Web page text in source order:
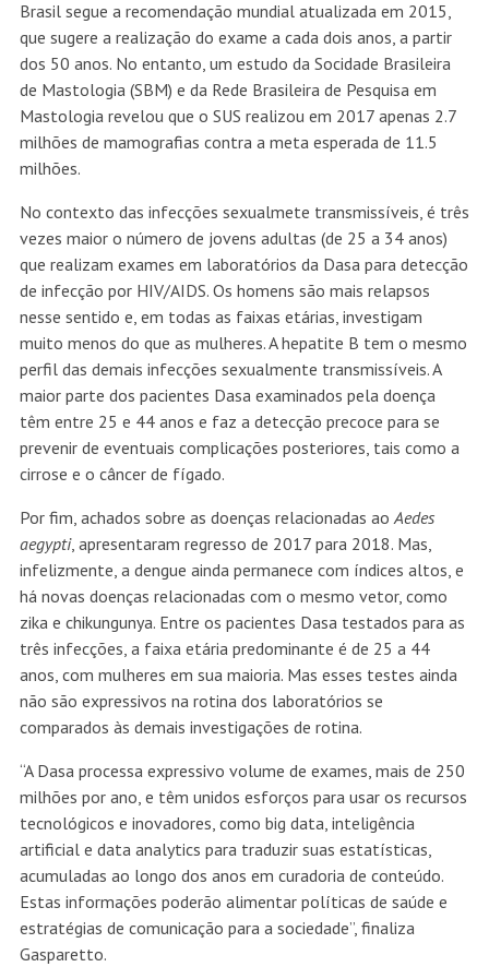
Brasil segue a recomendação mundial atualizada em 2015,
que sugere a realização do exame a cada dois anos, a partir
dos 50 anos. No entanto, um estudo da Socidade Brasileira
de Mastologia (SBM) e da Rede Brasileira de Pesquisa em
Mastologia revelou que o SUS realizou em 2017 apenas 2.7
milhões de mamografias contra a meta esperada de 11.5
milhões.
No contexto das infecções sexualmete transmissíveis, é três
vezes maior o número de jovens adultas (de 25 a 34 anos)
que realizam exames em laboratórios da Dasa para detecção
de infecção por HIV/AIDS. Os homens são mais relapsos
nesse sentido e, em todas as faixas etárias, investigam
muito menos do que as mulheres. A hepatite B tem o mesmo
perfil das demais infecções sexualmente transmissíveis. A
maior parte dos pacientes Dasa examinados pela doença
têm entre 25 e 44 anos e faz a detecção precoce para se
prevenir de eventuais complicações posteriores, tais como a
cirrose e o câncer de fígado.
Por fim, achados sobre as doenças relacionadas aoAedes
aegypti, apresentaram regresso de 2017 para 2018. Mas,
infelizmente, a dengue ainda permanece com índices altos, e
há novas doenças relacionadas com o mesmo vetor, como
zika e chikungunya. Entre os pacientes Dasa testados para as
três infecções, a faixa etária predominante é de 25 a 44
anos, com mulheres em sua maioria. Mas esses testes ainda
não são expressivos na rotina dos laboratórios se
comparados às demais investigações de rotina.
“A Dasa processa expressivo volume de exames, mais de 250
milhões por ano, e têm unidos esforços para usar os recursos
tecnológicos e inovadores, como big data, inteligência
artificial e data analytics para traduzir suas estatísticas,
acumuladas ao longo dos anos em curadoria de conteúdo.
Estas informações poderão alimentar políticas de saúde e
estratégias de comunicação para a sociedade”, finaliza
Gasparetto.